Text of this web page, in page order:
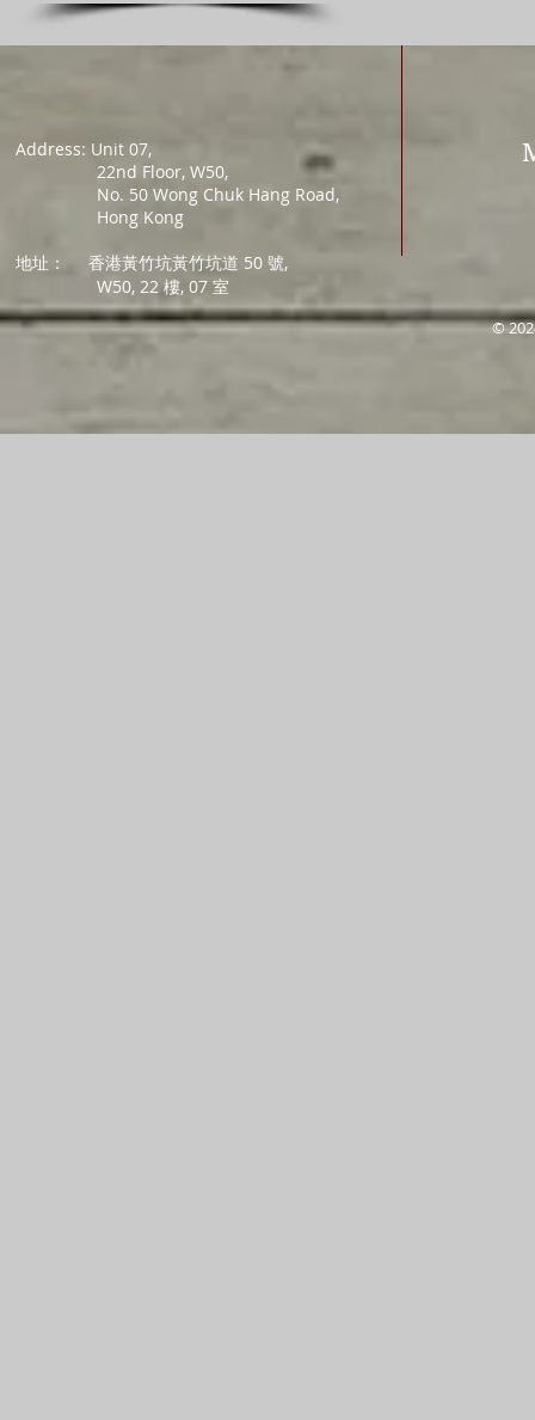
Address: Unit 07,
22nd Floor, W50,
No. 50 Wong Chuk Hang Road,
Hong Kong
地址：
香港黃竹坑黃竹坑道 50 號,
W50, 22 樓, 07 室
©